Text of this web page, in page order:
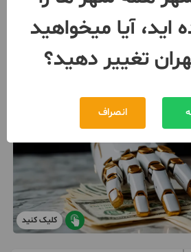
کلیک کنید
اید، آیا میخواهید
تغییر دهید؟
انصراف